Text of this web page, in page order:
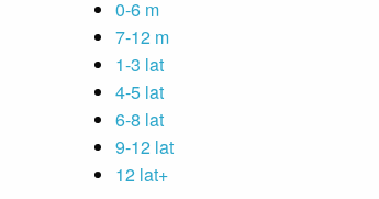
0-6 m
7-12 m
1-3 lat
4-5 lat
6-8 lat
9-12 lat
12 lat+